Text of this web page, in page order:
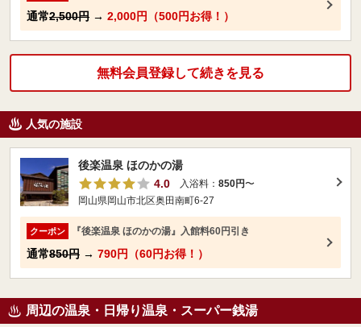
通常2,500円 → 2,000円（500円お得！）
無料会員登録して続きを見る
人気の施設
後楽温泉 ほのかの湯
4.0
入浴料： 850円〜
岡山県岡山市北区奥田南町6-27
クーポン 『後楽温泉 ほのかの湯』入館料60円引き
通常850円 → 790円（60円お得！）
周辺の温泉・日帰り温泉・スーパー銭湯